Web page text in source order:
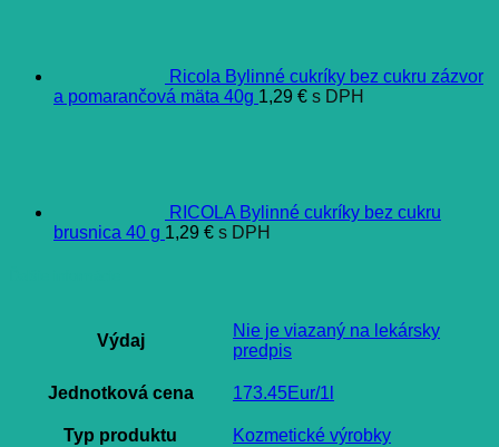
Ricola Bylinné cukríky bez cukru zázvor
a pomarančová mäta 40g 1,29 € s DPH
RICOLA Bylinné cukríky bez cukru
brusnica 40 g 1,29 € s DPH
Výdaj
Nie je viazaný na lekársky
predpis
Jednotková cena 173.45Eur/1l
Typ produktu Kozmetické výrobky